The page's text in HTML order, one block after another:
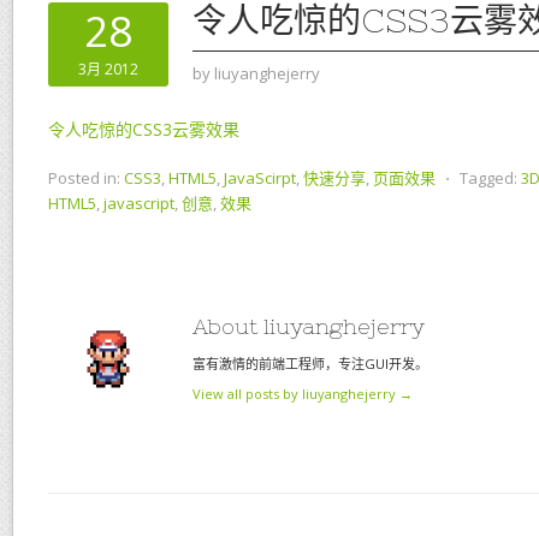
28
3月 2012
令人吃惊的CSS3云雾
by liuyanghejerry
令人吃惊的CSS3云雾效果
Posted in: CSS3,HTML5,JavaScirpt,快速分享, 页面效果 ⋅ Tagged: 3D
HTML5,javascript,创意,效果
About liuyanghejerry
富有激情的前端工程师，专注GUI开发。
View all posts by liuyanghejerry →